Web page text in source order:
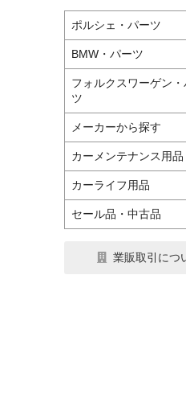
ポルシェ・パーツ
BMW・パーツ
フォルクスワーゲン・
ツ
メーカーから探す
カーメンテナンス用品
カーライフ用品
セール品・中古品
業販取引につ